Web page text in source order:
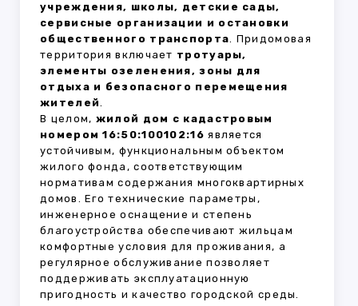
учреждения, школы, детские сады,
сервисные организации и остановки
общественного транспорта. Придомовая
территория включает тротуары,
элементы озеленения, зоны для
отдыха и безопасного перемещения
жителей.
В целом, жилой дом с кадастровым
номером 16:50:100102:16 является
устойчивым, функциональным объектом
жилого фонда, соответствующим
нормативам содержания многоквартирных
домов. Его технические параметры,
инженерное оснащение и степень
благоустройства обеспечивают жильцам
комфортные условия для проживания, а
регулярное обслуживание позволяет
поддерживать эксплуатационную
пригодность и качество городской среды.